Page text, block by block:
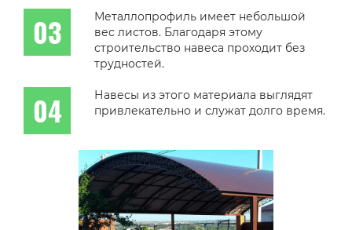
Металлопрофиль имеет небольшой
вес листов. Благодаря этому
строительство навеса проходит без
трудностей.
Навесы из этого материала выглядят
привлекательно и служат долго время.